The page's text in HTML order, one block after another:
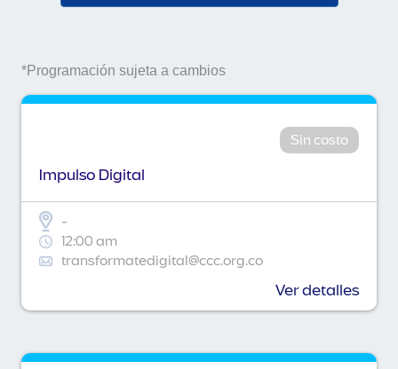
*Programación sujeta a cambios
Sin costo
Impulso Digital
-
12:00 am
transformatedigital@ccc.org.co
Ver detalles